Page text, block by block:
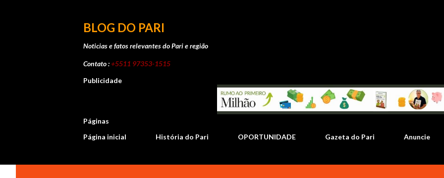
BLOG DO PARI
Noticias e fatos relevantes do Pari e região
Contato :+5511 97353-1515
Publicidade
Páginas
Página inicial
História do Pari OPORTUNIDADE Gazeta do Pari Anuncie